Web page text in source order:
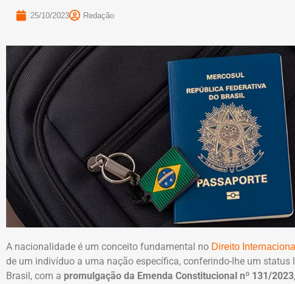
25/10/2023 Redação
A nacionalidade é um conceito fundamental no Direito Internacional
de um indivíduo a uma nação específica, conferindo-lhe um status
Brasil, com a promulgação da Emenda Constitucional nº 131/2023